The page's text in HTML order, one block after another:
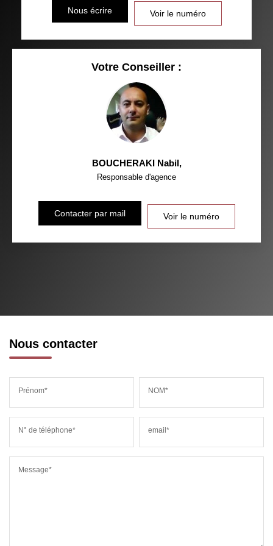
DISTANCE DE L'AÉROPORT :
RESTAURANTS ET CAFÉS COMMERCES
Nous écrire Voir le numéro
Votre Conseiller :
BOUCHERAKI Nabil,
Responsable d'agence
Contacter par mail Voir le numéro
Nous contacter
Prénom* NOM*
N° de téléphone* email*
Message*